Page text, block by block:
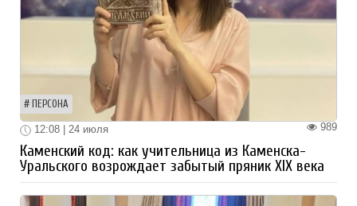
ПЕРСОНА
989
12:08 | 24 июля
Каменский код: как учительница из Каменска-
Уральского возрождает забытый пряник XIX века